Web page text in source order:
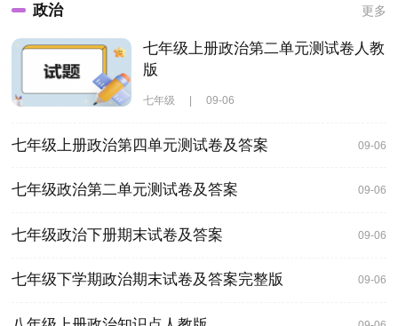
政治 更多
七年级上册政治第二单元测试卷人教
版
七年级 09-06
七年级上册政治第四单元测试卷及答案 09-06
七年级政治第二单元测试卷及答案 09-06
七年级政治下册期末试卷及答案 09-06
七年级下学期政治期末试卷及答案完整版 09-06